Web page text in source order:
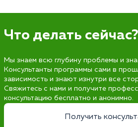
Что делать сейчас?
Мы знаем всю глубину проблемы и
Консультанты программы сами в
зависимость и знают изнутри все
Свяжитесь с нами и получите
консультацию бесплатно и анонимно.
Получить